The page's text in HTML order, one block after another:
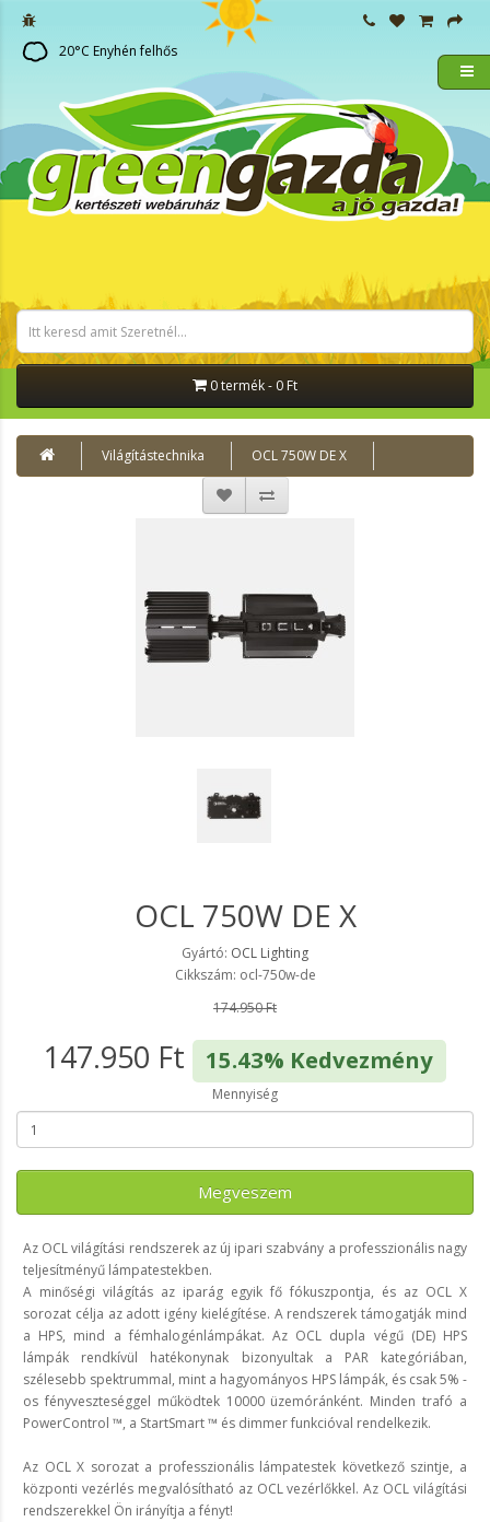
20°C Enyhén felhős
0 termék - 0 Ft
Világítástechnika OCL 750W DE X
OCL 750W DE X
Gyártó: OCL Lighting
Cikkszám: ocl-750w-de
174.950 Ft
147.950 Ft 15.43% Kedvezmény
Mennyiség
Megveszem
Az OCL világítási rendszerek az új ipari szabvány a professzionális nagy
teljesítményű lámpatestekben.
A minőségi világítás az iparág egyik fő fókuszpontja, és az OCL X
sorozat célja az adott igény kielégítése. A rendszerek támogatják mind
a HPS, mind a fémhalogénlámpákat. Az OCL dupla végű (DE) HPS
lámpák rendkívül hatékonynak bizonyultak a PAR kategóriában,
szélesebb spektrummal, mint a hagyományos HPS lámpák, és csak 5% -
os fényveszteséggel működtek 10000 üzemóránként. Minden trafó a
PowerControl ™, a StartSmart ™ és dimmer funkcióval rendelkezik.
Az OCL X sorozat a professzionális lámpatestek következő szintje, a
központi vezérlés megvalósítható az OCL vezérlőkkel. Az OCL világítási
rendszerekkel Ön irányítja a fényt!